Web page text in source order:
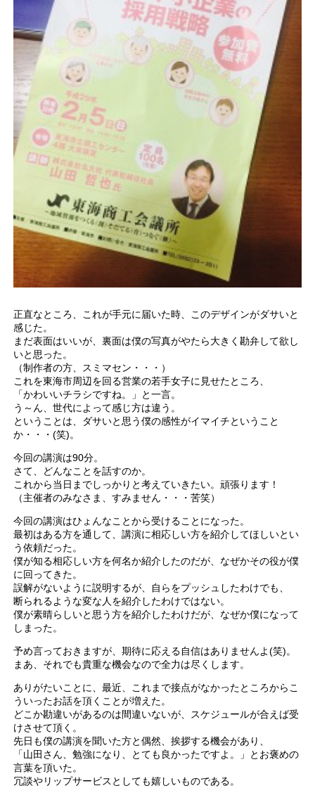
正直なところ、これが手元に届いた時、このデザインがダサいと
感じた。
まだ表面はいいが、裏面は僕の写真がやたら大きく勘弁して欲し
いと思った。
（制作者の方、スミマセン・・・）
これを東海市周辺を回る営業の若手女子に見せたところ、
「かわいいチラシですね。」と一言。
う～ん、世代によって感じ方は違う。
ということは、ダサいと思う僕の感性がイマイチということ
か・・・(笑)。
今回の講演は90分。
さて、どんなことを話すのか。
これから当日までしっかりと考えていきたい。頑張ります！
（主催者のみなさま、すみません・・・苦笑）
今回の講演はひょんなことから受けることになった。
最初はある方を通して、講演に相応しい方を紹介してほしいとい
う依頼だった。
僕が知る相応しい方を何名か紹介したのだが、なぜかその役が僕
に回ってきた。
誤解がないように説明するが、自らをプッシュしたわけでも、
断られるような変な人を紹介したわけではない。
僕が素晴らしいと思う方を紹介したわけだが、なぜか僕になって
しまった。
予め言っておきますが、期待に応える自信はありませんよ(笑)。
まあ、それでも貴重な機会なので全力は尽くします。
ありがたいことに、最近、これまで接点がなかったところからこ
ういったお話を頂くことが増えた。
どこか勘違いがあるのは間違いないが、スケジュールが合えば受
けさせて頂く。
先日も僕の講演を聞いた方と偶然、挨拶する機会があり、
「山田さん、勉強になり、とても良かったですよ。」とお褒めの
言葉を頂いた。
冗談やリップサービスとしても嬉しいものである。